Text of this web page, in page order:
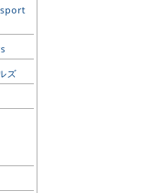
ズ